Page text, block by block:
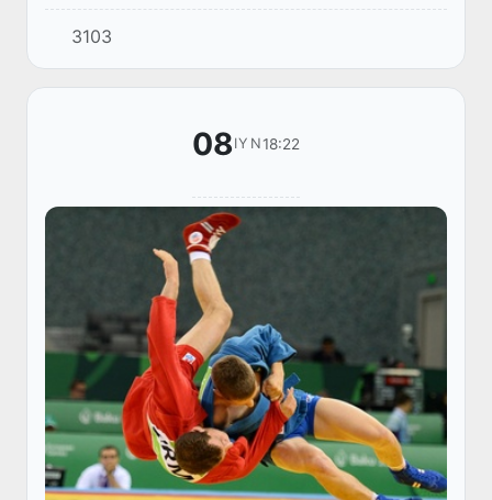
kurashning taqdimoti boʻlib oʻtdi.
3103
08IYN18:22